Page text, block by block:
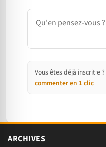
Commentaire
Vous êtes déjà inscrit·e ?
commenter en 1 clic
ARCHIVES